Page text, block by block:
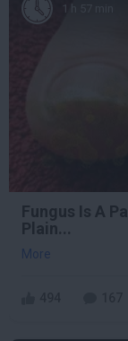
1 h 57 min
Fungus Is A
Plain...
More